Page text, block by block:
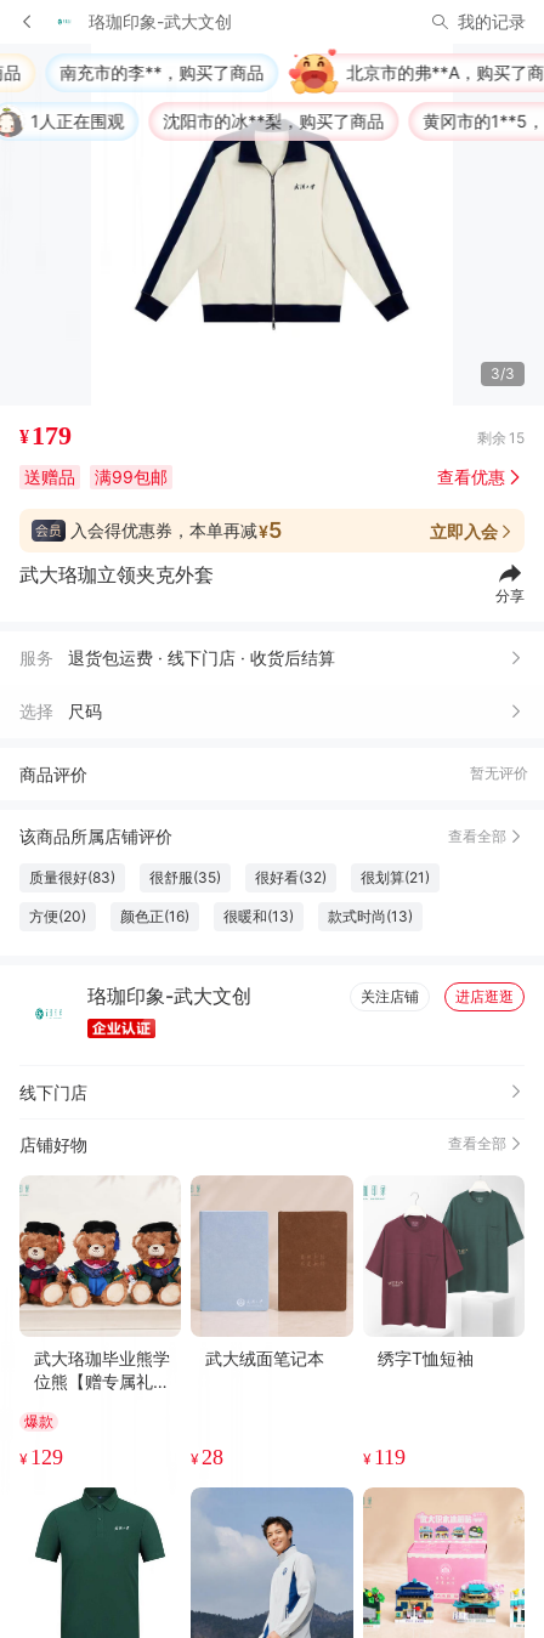
珞珈印象-武大文创 我的记录
李**，购买了商品
沈阳市的冰**梨，购买了商品
北京市的弗**A，购买了商品
黄冈市的1**5，购买了商品
宜昌市
3/3
¥179 剩余 15
送赠品 满99包邮 查看优惠
入会得优惠券，本单再减¥5 立即入会
武大珞珈立领夹克外套
分享
服务 退货包运费 · 线下门店 · 收货后结算
选择 尺码
商品评价 暂无评价
该商品所属店铺评价 查看全部
质量很好(83) 很舒服(35) 很好看(32) 很划算(21)
方便(20) 颜色正(16) 很暖和(13) 款式时尚(13)
柔软舒适(10) 物流很快(9) 方便实用(7)
做工精良(7) 尺寸适宜(6)
珞珈印象-武大文创 关注店铺 进店逛逛
线下门店
店铺好物 查看全部
武大珞珈毕业熊学
位熊【赠专属礼品
爆款
¥ 129
武大绒面笔记本
¥28
绣字T恤短袖
¥ 119